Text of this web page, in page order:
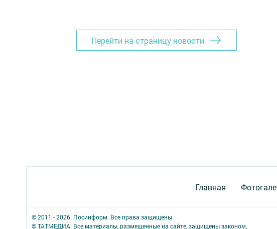
Перейти на страницу новости
Главная
© 2011 - 2026. Посинформ. Все права защищены.
© ТАТМЕДИА. Все материалы, размещенные на сайте, защищены законом.